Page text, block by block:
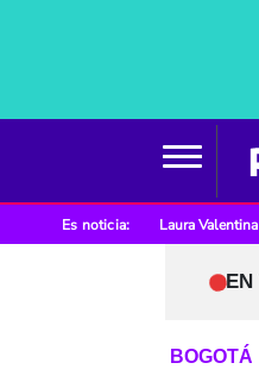
Es noticia: Laura
EN
BOGOTÁ